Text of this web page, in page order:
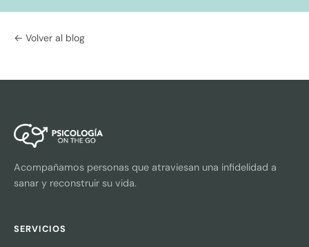
← Volver al blog
Acompañamos personas que atraviesan una infidelidad a
sanar y reconstruir su vida.
SERVICIOS